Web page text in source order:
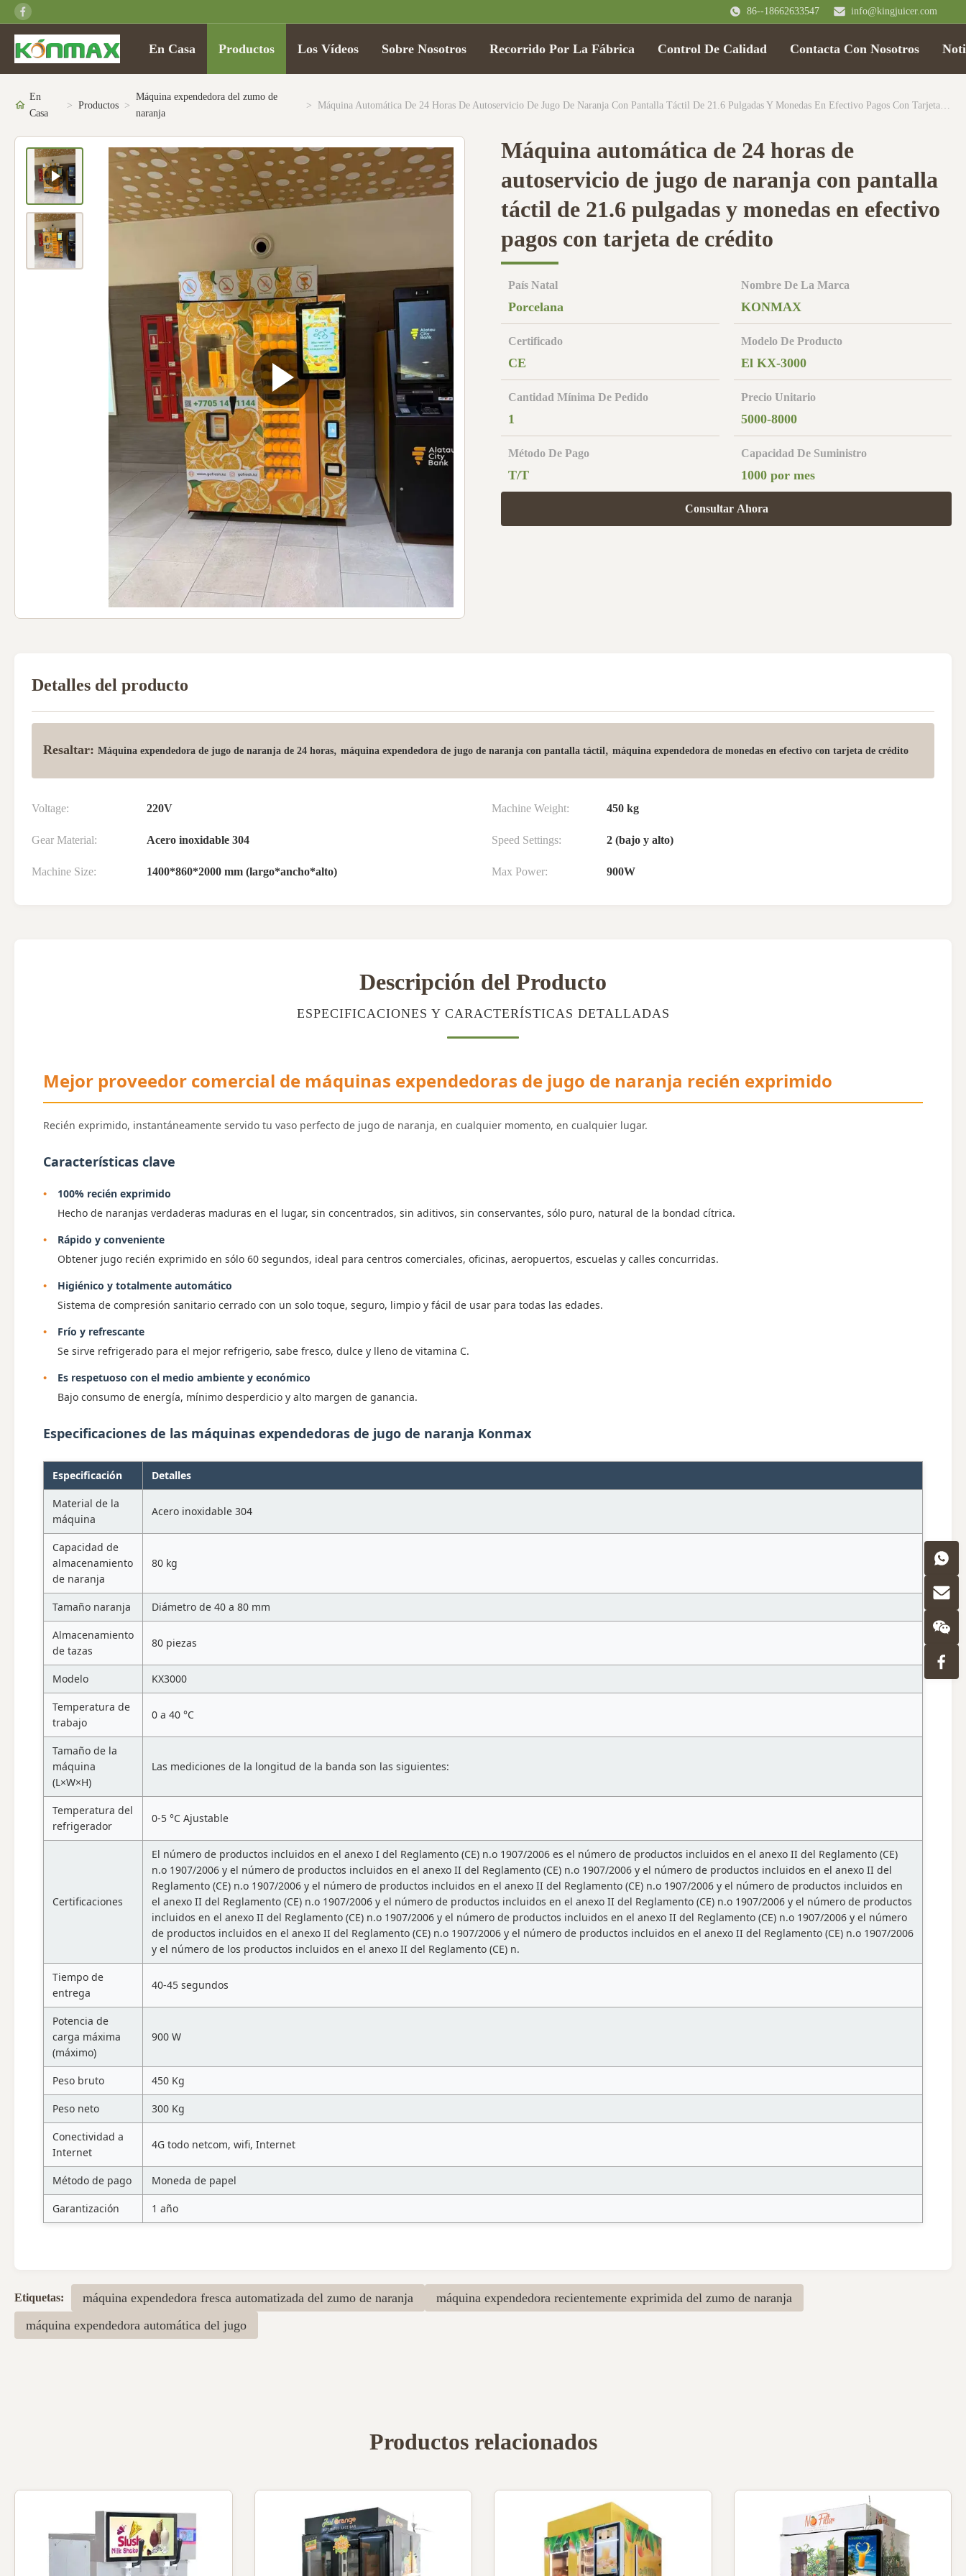
86--18662633547 info@kingjuicer.com
En Casa Productos Los Vídeos Sobre Nosotros Recorrido Por La Fábrica Control De Calidad Contacta Con Nosotros
En
Casa
> Productos >
Máquina expendedora del zumo de
naranja
>
Máquina automática de 24 horas de
autoservicio de jugo de naranja con pantalla
táctil de 21.6 pulgadas y monedas en efectivo
pagos con tarjeta de crédito
País Natal
Porcelana
Nombre De La Marca
KONMAX
Certificado
CE
Modelo De Producto
El KX-3000
Cantidad Mínima De Pedido
1
Precio Unitario
5000-8000
Método De Pago
T/T
Capacidad De Suministro
1000 por mes
Consultar Ahora
Detalles del producto
Resaltar: Máquina expendedora de jugo de naranja de 24 horas, máquina expendedora de jugo de naranja con pantalla táctil, máquina expendedora de monedas en efectivo con tarjeta de crédito
Voltage: 220V Machine Weight: 450 kg
Gear Material: Acero inoxidable 304 Speed Settings: 2 (bajo y alto)
Machine Size: 1400*860*2000 mm (largo*ancho*alto) Max Power: 900W
Descripción del Producto
ESPECIFICACIONES Y CARACTERÍSTICAS DETALLADAS
Mejor proveedor comercial de máquinas expendedoras de jugo de naranja recién exprimido
Recién exprimido, instantáneamente servido tu vaso perfecto de jugo de naranja, en cualquier momento, en cualquier lugar.
Características clave
100% recién exprimido
Hecho de naranjas verdaderas maduras en el lugar, sin concentrados, sin aditivos, sin conservantes, sólo puro, natural de la bondad cítrica.
Rápido y conveniente
Obtener jugo recién exprimido en sólo 60 segundos, ideal para centros comerciales, oficinas, aeropuertos, escuelas y calles concurridas.
Higiénico y totalmente automático
Sistema de compresión sanitario cerrado con un solo toque, seguro, limpio y fácil de usar para todas las edades.
Frío y refrescante
Se sirve refrigerado para el mejor refrigerio, sabe fresco, dulce y lleno de vitamina C.
Es respetuoso con el medio ambiente y económico
Bajo consumo de energía, mínimo desperdicio y alto margen de ganancia.
Especificaciones de las máquinas expendedoras de jugo de naranja Konmax
Especificación Detalles
Material de la
máquina
Acero inoxidable 304
Capacidad de
almacenamiento
de naranja
80 kg
Tamaño naranja Diámetro de 40 a 80 mm
Almacenamiento
de tazas
80 piezas
Modelo KX3000
Temperatura de
trabajo
0 a 40 °C
Tamaño de la
máquina
(L×W×H)
Las mediciones de la longitud de la banda son las siguientes:
Temperatura del
refrigerador
0-5 °C Ajustable
Certificaciones
El número de productos incluidos en el anexo I del Reglamento (CE) n.o 1907/2006 es el número de productos incluidos en el anexo II del Reglamento (CE)
n.o 1907/2006 y el número de productos incluidos en el anexo II del Reglamento (CE) n.o 1907/2006 y el número de productos incluidos en el anexo II del
Reglamento (CE) n.o 1907/2006 y el número de productos incluidos en el anexo II del Reglamento (CE) n.o 1907/2006 y el número de productos incluidos en
el anexo II del Reglamento (CE) n.o 1907/2006 y el número de productos incluidos en el anexo II del Reglamento (CE) n.o 1907/2006 y el número de productos
incluidos en el anexo II del Reglamento (CE) n.o 1907/2006 y el número de productos incluidos en el anexo II del Reglamento (CE) n.o 1907/2006 y el número
de productos incluidos en el anexo II del Reglamento (CE) n.o 1907/2006 y el número de productos incluidos en el anexo II del Reglamento (CE) n.o 1907/2006
y el número de los productos incluidos en el anexo II del Reglamento (CE) n.
Tiempo de
entrega
40-45 segundos
Potencia de
carga máxima
(máximo)
900 W
Peso bruto 450 Kg
Peso neto 300 Kg
Conectividad a
Internet
4G todo netcom, wifi, Internet
Método de pago Moneda de papel
Garantización 1 año
Etiquetas: máquina expendedora fresca automatizada del zumo de naranja
máquina expendedora recientemente exprimida del zumo de naranja
máquina expendedora automática del jugo
Productos relacionados